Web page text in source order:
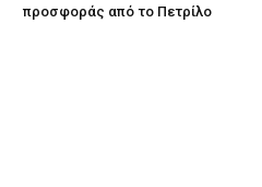
προσφοράς από το Πετρίλο